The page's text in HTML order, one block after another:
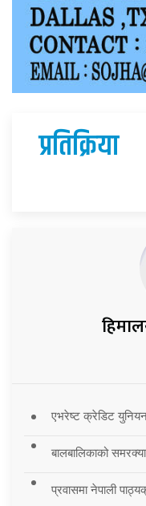
प्रतिक्रिया
एभरेष्ट क्रेडिट
बालबालिकाको
प्रवासमा नेपाली